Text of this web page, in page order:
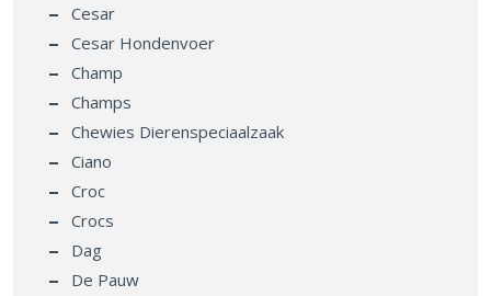
Cesar
Cesar Hondenvoer
Champ
Champs
Chewies Dierenspeciaalzaak
Ciano
Croc
Crocs
Dag
De Pauw